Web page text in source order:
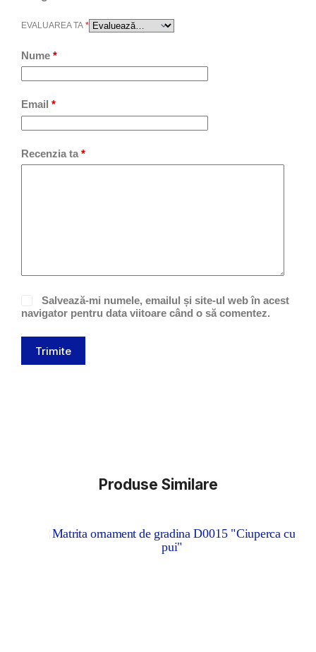
EVALUAREA TA *
Nume *
Email *
Recenzia ta *
Salvează-mi numele, emailul și site-ul web în acest
navigator pentru data viitoare când o să comentez.
Trimite
Produse Similare